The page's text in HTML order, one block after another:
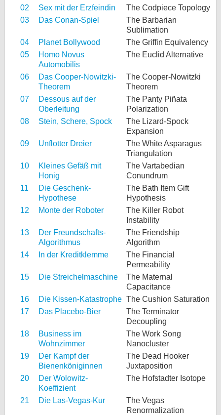
02
Sex mit der Erzfeindin
The Codpiece Topology
03
Das Conan-Spiel
The Barbarian
Sublimation
04
Planet Bollywood
The Griffin Equivalency
05
Homo Novus
Automobilis
The Euclid Alternative
06
Das Cooper-Nowitzki-
Theorem
The Cooper-Nowitzki
Theorem
07
Dessous auf der
Oberleitung
The Panty Piñata
Polarization
08
Stein, Schere, Spock
The Lizard-Spock
Expansion
09
Unflotter Dreier
The White Asparagus
Triangulation
10
Kleines Gefäß mit
Honig
The Vartabedian
Conundrum
11
Die Geschenk-
Hypothese
The Bath Item Gift
Hypothesis
12
Monte der Roboter
The Killer Robot
Instability
13
Der Freundschafts-
Algorithmus
The Friendship
Algorithm
14
In der Kreditklemme
The Financial
Permeability
15
Die Streichelmaschine
The Maternal
Capacitance
16
Die Kissen-Katastrophe The Cushion Saturation
17
Das Placebo-Bier
The Terminator
Decoupling
18
Business im
Wohnzimmer
The Work Song
Nanocluster
19
Der Kampf der
Bienenköniginnen
The Dead Hooker
Juxtaposition
20
Der Wolowitz-
Koeffizient
The Hofstadter Isotope
21 Die Las-Vegas-Kur
The Vegas
Renormalization